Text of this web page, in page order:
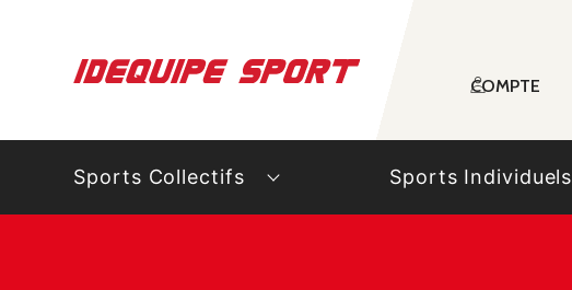
COMPTE
Sports Collectifs Sports Individuels